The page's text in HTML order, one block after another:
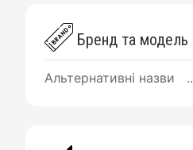
Бренд та модель
Альтернативні назви